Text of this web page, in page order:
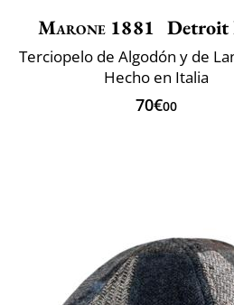
Marone 1881 Detroit
Terciopelo de Algodón y de
Hecho en Italia
70€00